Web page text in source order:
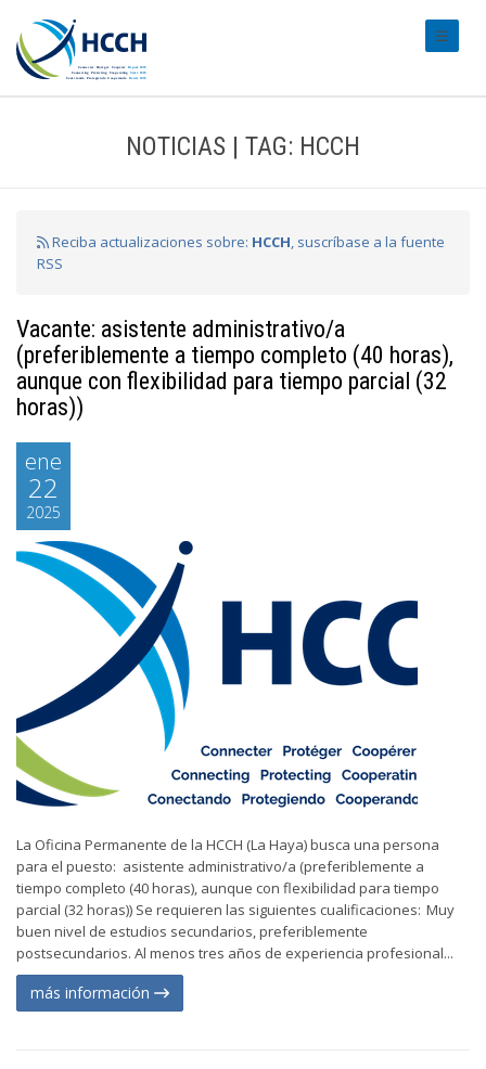
NOTICIAS | TAG: HCCH
Reciba actualizaciones sobre: HCCH, suscríbase a la fuente
RSS
Vacante: asistente administrativo/a
(preferiblemente a tiempo completo (40 horas),
aunque con flexibilidad para tiempo parcial (32
horas))
ene
22
2025
La Oficina Permanente de la HCCH (La Haya) busca una persona
para el puesto: asistente administrativo/a (preferiblemente a
tiempo completo (40 horas), aunque con flexibilidad para tiempo
parcial (32 horas)) Se requieren las siguientes cualificaciones: Muy
buen nivel de estudios secundarios, preferiblemente
postsecundarios. Al menos tres años de experiencia profesional...
más información